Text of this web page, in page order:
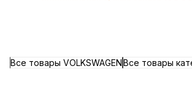
Все товары VOLKSWAGENВсе товары